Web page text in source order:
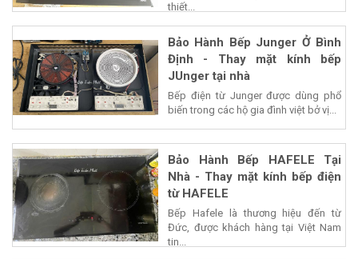
thiết...
Bảo Hành Bếp Junger Ở Bình
Định - Thay mặt kính bếp
JUnger tại nhà
Bếp điện từ Junger được dùng phổ
biến trong các hộ gia đình việt bở vị...
Bảo Hành Bếp HAFELE Tại
Nhà - Thay mặt kính bếp điện
từ HAFELE
Bếp Hafele là thương hiệu đến từ
Đức, được khách hàng tại Việt Nam
tin...